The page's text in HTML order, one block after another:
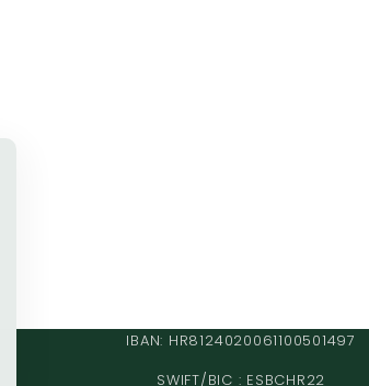
IBAN: HR8124020061100501497
SWIFT/BIC : ESBCHR22